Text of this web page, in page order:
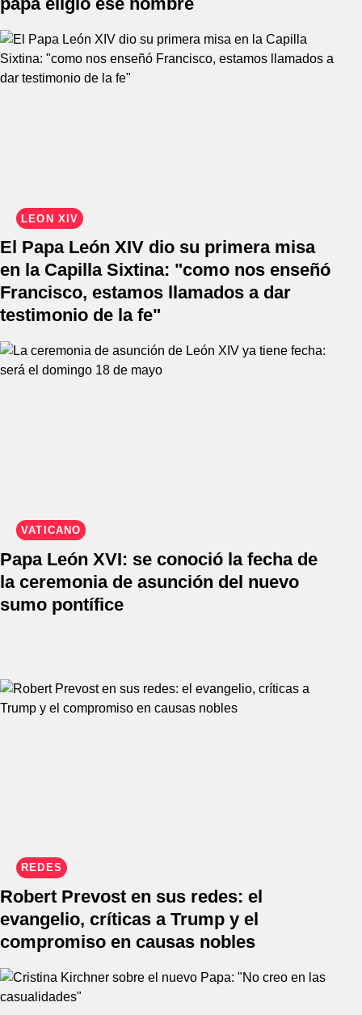
LEÓN XIV
El Papa León XIV dio su primera misa
en la Capilla Sixtina: "como nos enseñó
Francisco, estamos llamados a dar
testimonio de la fe"
VATICANO
Papa León XVI: se conoció la fecha de
la ceremonia de asunción del nuevo
sumo pontífice
REDES
Robert Prevost en sus redes: el
evangelio, críticas a Trump y el
compromiso en causas nobles